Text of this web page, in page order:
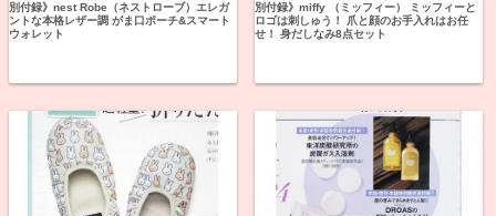
別付録》nest Robe（ネストローブ）エレガ
ントな本格レザー調 がま口ポーチ&スマート
ウォレット
別付録》miffy （ミッフィー） ミッフィーと
ロゴは刺しゅう！ 爪と顔のお手入れはお任
せ！ 身だしなみ8点セット